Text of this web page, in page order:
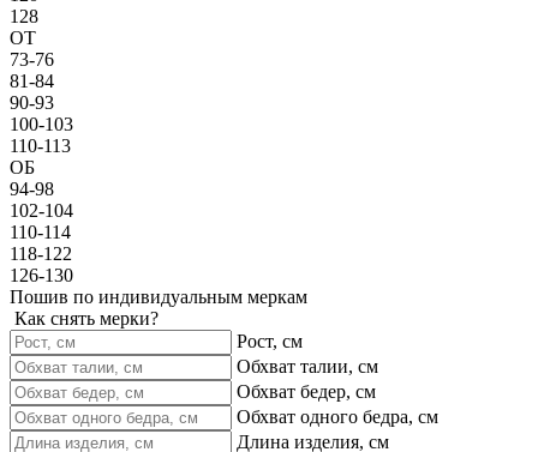
128
ОТ
73-76
81-84
90-93
100-103
110-113
ОБ
94-98
102-104
110-114
118-122
126-130
Пошив по индивидуальным меркам
Как снять мерки?
Рост, см
Обхват талии, см
Обхват бедер, см
Обхват одного бедра, см
Длина изделия, см